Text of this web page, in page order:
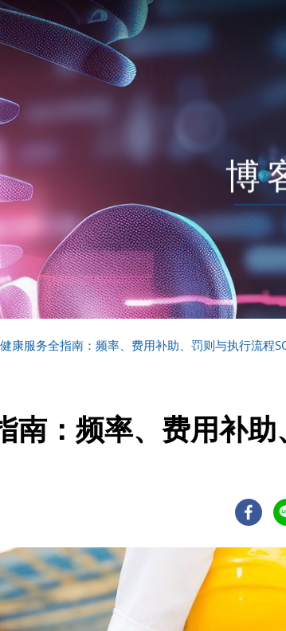
博
康服务全指南：频率、费用补助、罚则与执行流程
南：频率、费用补